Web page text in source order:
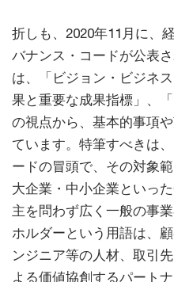
折しも、2020年11月に、
バナンス・コードが公表
は、「ビジョン・ビジネ
果と重要な成果指標」、
の視点から、基本的事項
ています。特筆すべきは
ードの冒頭で、その対象
大企業・中小企業といっ
主を問わず広く一般の事
ホルダーという用語は、
ンジニア等の人材、取引
よる価値協創するパート